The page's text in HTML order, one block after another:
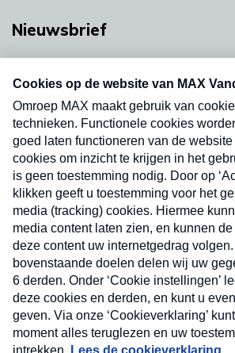
Nieuwsbrief
Neem hier een gratis
nieuwsbrief. Elke vrijdag- en
uw mailbox.
Nieuwsbrief
Neem hier een gratis abonnement
nieuwsbrief. Elke vrijdag- en